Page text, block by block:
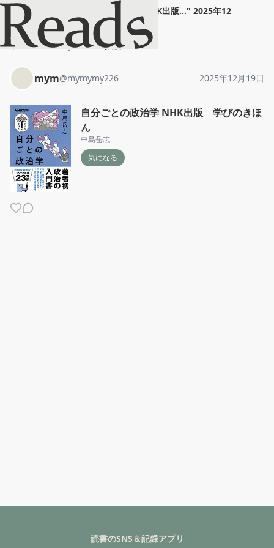
自分ごとの政治学 NHK出版..." 2025年12
月19日
ホーム
mym 投稿
mym@mymymy226 2025年12月19日
自分ごとの政治学 NHK出版 学びのきほ
ん
中島岳志
気になる
読書のSNS＆記録アプリ